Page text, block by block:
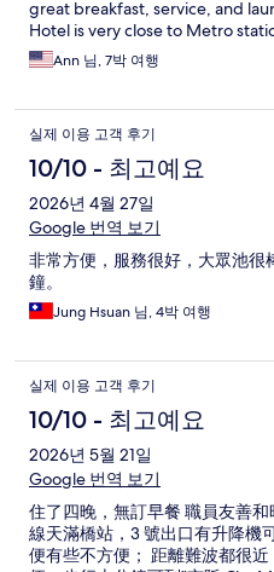
great breakfast, service, and
Hotel is very close to Metro
Ann 님, 7박 여행
실제 이용 고객 후기
10/10 - 최고예요
2026년 4월 27일
Google 번역 보기
非常方便，服務很好，大眾池
鐘。
Jung Hsuan 님, 4박 여행
실제 이용 고객 후기
10/10 - 최고예요
2026년 5월 21일
Google 번역 보기
住了四晚，無訂早餐 職員友善
線天滿橋站，3 號出口有升降機
便有些不方便； 距離難波都很